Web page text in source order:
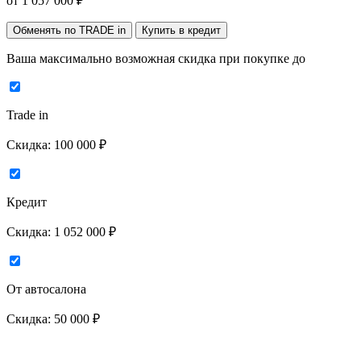
Обменять по TRADE in Купить в кредит
Ваша максимально возможная скидка при покупке до
Trade in
Скидка: 100 000 ₽
Кредит
Скидка: 1 052 000 ₽
От автосалона
Скидка: 50 000 ₽